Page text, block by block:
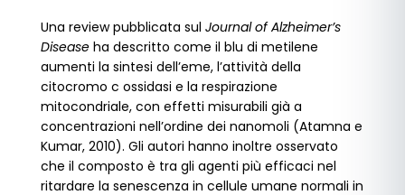
Una review pubblicata sul Journal of Alzheimer’s
Disease ha descritto come il blu di metilene
aumenti la sintesi dell’eme, l’attività della
citocromo c ossidasi e la respirazione
mitocondriale, con effetti misurabili già a
concentrazioni nell’ordine dei nanomoli (Atamna e
Kumar, 2010). Gli autori hanno inoltre osservato
che il composto è tra gli agenti più efficaci nel
ritardare la senescenza in cellule umane normali in